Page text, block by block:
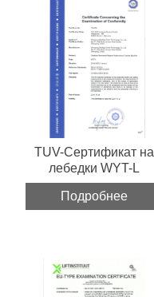
TUV-Сертификат на
лебедки WYT-L
Подробнее